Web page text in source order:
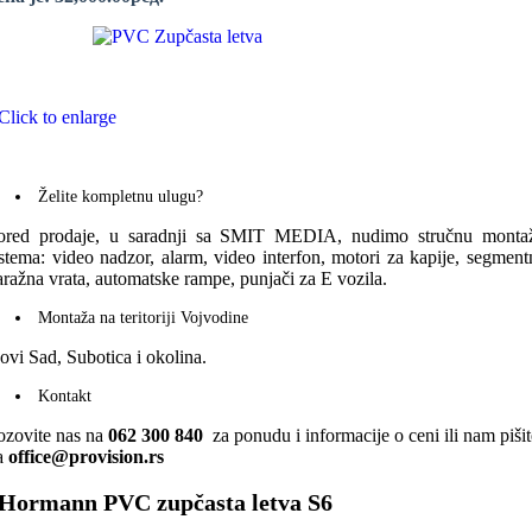
to enlarge
Želite kompletnu ulugu?
prodaje, u saradnji sa SMIT MEDIA, nudimo stručnu
video nadzor, alarm, video interfon, motori za kapije,
vrata, automatske rampe, punjači za E vozila.
Montaža na teritoriji Vojvodine
Sad, Subotica i okolina.
Kontakt
nas na 062 300 840 za ponudu i informacije o ceni ili nam
office@provision.rs
PVC zupčasta letva S6